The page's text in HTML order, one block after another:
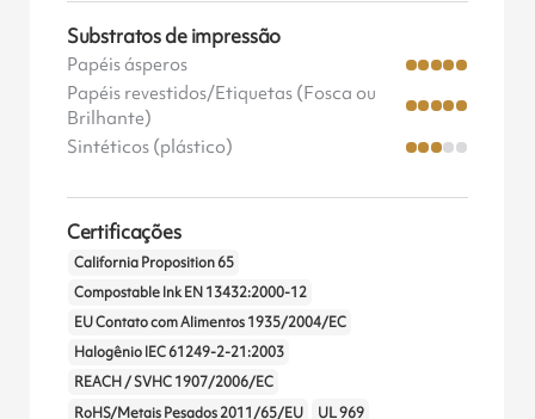
Substratos de impressão
Papéis ásperos
Papéis revestidos/Etiquetas (Fosca ou
Brilhante)
Sintéticos (plástico)
Certificações
California Proposition 65
Compostable Ink EN 13432:2000-12
EU Contato com Alimentos 1935/2004/EC
Halogênio IEC 61249-2-21:2003
REACH / SVHC 1907/2006/EC
RoHS/Metais Pesados 2011/65/EU
UL 969